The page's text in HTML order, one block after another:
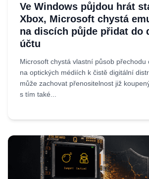
Ve Windows půjdou hrát
Xbox, Microsoft chystá
na discích půjde přidat do
účtu
Microsoft chystá vlastní působ přechodu
na optických médiích k čistě digitální
může zachovat přenositelnost již
s tím také...